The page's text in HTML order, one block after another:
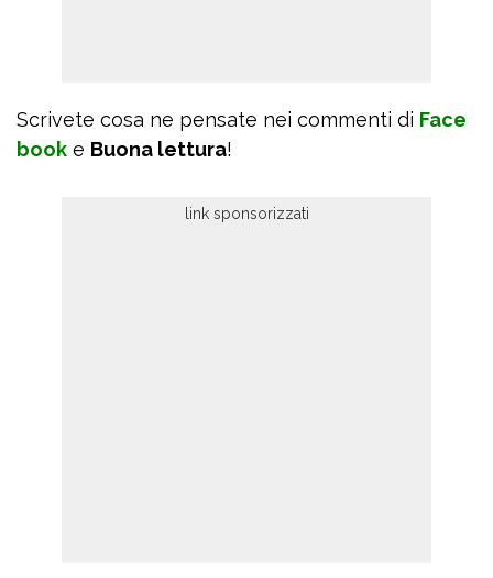
Scrivete cosa ne pensate nei commenti di Face
book e Buona lettura!